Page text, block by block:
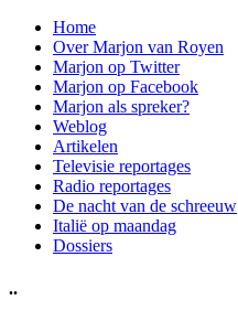
Home
Over Marjon van Royen
Marjon op Twitter
Marjon op Facebook
Marjon als spreker?
Weblog
Artikelen
Televisie reportages
Radio reportages
De nacht van de schreeuw
Italië op maandag
Dossiers
..